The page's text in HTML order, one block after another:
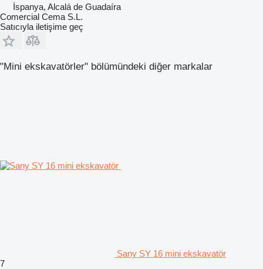
İspanya, Alcalá de Guadaíra
Comercial Cema S.L.
Satıcıyla iletişime geç
"Mini ekskavatörler" bölümündeki diğer markalar
Sany SY 16 mini ekskavatör
7